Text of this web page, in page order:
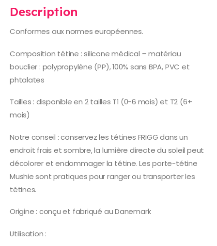
Description
Conformes aux normes européennes.
Composition tétine : silicone médical – matériau
bouclier : polypropylène (PP), 100% sans BPA, PVC et
phtalates
Tailles : disponible en 2 tailles T1 (0-6 mois) et T2 (6+
mois)
Notre conseil : conservez les tétines FRIGG dans un
endroit frais et sombre, la lumière directe du soleil peut
décolorer et endommager la tétine. Les porte-tétine
Mushie sont pratiques pour ranger ou transporter les
tétines.
Origine : conçu et fabriqué au Danemark
Utilisation :